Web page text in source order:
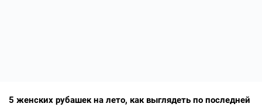
5 женских рубашек на лето, как выглядеть по последней